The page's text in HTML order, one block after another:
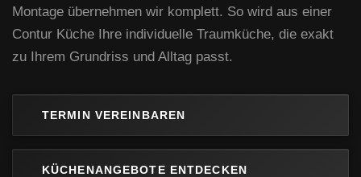
Montage übernehmen wir komplett. So wird aus einer
Contur Küche Ihre individuelle Traumküche, die exakt
zu Ihrem Grundriss und Alltag passt.
TERMIN VEREINBAREN
KÜCHENANGEBOTE ENTDECKEN